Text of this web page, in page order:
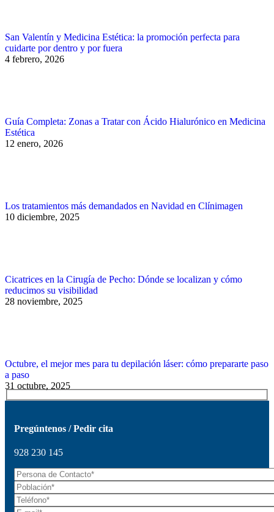
San Valentín y Medicina Estética: la promoción perfecta para
cuidarte por dentro y por fuera
4 febrero, 2026
Guía Completa: Zonas a Tratar con Ácido Hialurónico en Medicina
Estética
12 enero, 2026
Los tratamientos más demandados en Navidad en Clínimagen
10 diciembre, 2025
Cicatrices en la Cirugía de Pecho: Dónde se localizan y cómo
reducimos su visibilidad
28 noviembre, 2025
Octubre, el mejor mes para tu depilación láser: cómo prepararte paso
a paso
31 octubre, 2025
Pregúntenos / Pedir cita
928 230 145